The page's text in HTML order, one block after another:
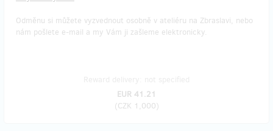
Odměnu si můžete vyzvednout osobně v ateliéru na Zbraslavi, nebo
nám pošlete e-mail a my Vám ji zašleme elektronicky.
EUR 41.21
(CZK 1,000)